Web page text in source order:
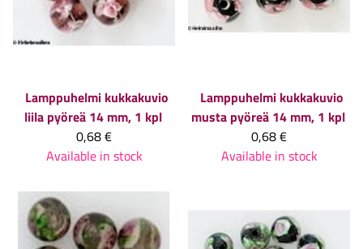
Lamppuhelmi kukkakuvio
liila pyöreä 14 mm, 1 kpl
0,68 €
Available in stock
Lamppuhelmi kukkakuvio
musta pyöreä 14 mm, 1 kpl
0,68 €
Available in stock